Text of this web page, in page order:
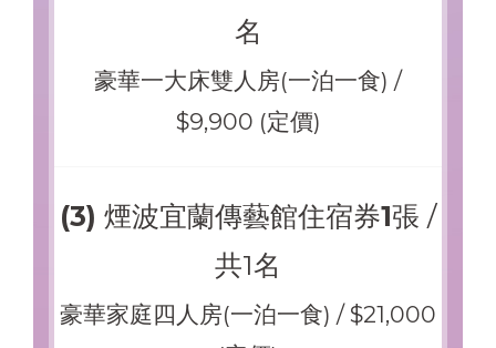
名
豪華一大床雙人房(一泊一食) /
$9,900 (定價)
(3) 煙波宜蘭傳藝館住宿券1張 /
共1名
豪華家庭四人房(一泊一食) / $21,000